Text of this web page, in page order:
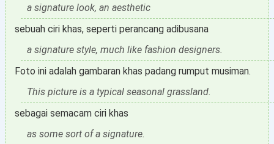
a signature look, an aesthetic
sebuah ciri khas, seperti perancang adibusana
a signature style, much like fashion designers.
Foto ini adalah gambaran khas padang rumput musiman.
This picture is a typical seasonal grassland.
sebagai semacam ciri khas
as some sort of a signature.